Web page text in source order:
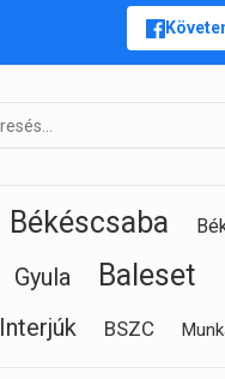
Békéscsaba
Gyula
Baleset
Interjúk BSZC